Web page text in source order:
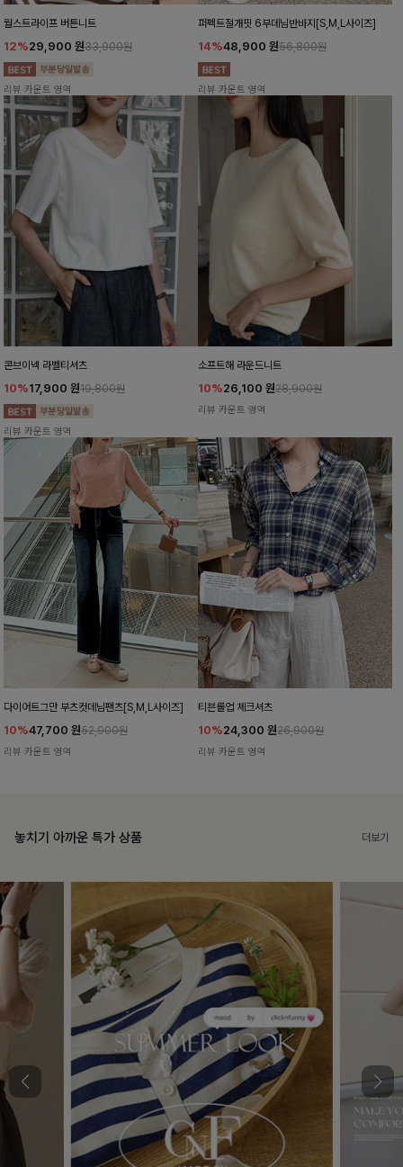
월스트라이프 버튼니트
12%29,900 원33,900원
리뷰 카운트 영역
퍼펙트절개핏 6부데님반바지[S,M,L사이즈]
14%48,900 원56,800원
리뷰 카운트 영역
콘브이넥 라벨티셔츠
10%17,900 원19,800원
리뷰 카운트 영역
소프트해 라운드니트
10%26,100 원28,900원
리뷰 카운트 영역
다이어트그만 부츠컷데님팬츠[S,M,L사이즈]
10%47,700 원52,900원
리뷰 카운트 영역
티븐롤업 체크셔츠
10%24,300 원26,900원
리뷰 카운트 영역
놓치기 아까운 특가 상품 더보기